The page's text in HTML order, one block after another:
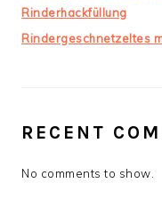
Rinderhackfüllung
Rindergeschnetzeltes
RECENT
No comments to show.